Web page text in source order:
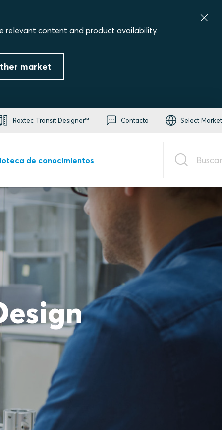
relevant content and product availability.
market
Roxtec Transit Designer™ Contacto Select Market
de conocimientos Buscar